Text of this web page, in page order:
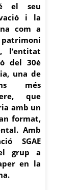
el seu
i la
com a
l’entitat
del 30è
una de
més
que
amb un
format,
Amb
SGAE
grup a
en la